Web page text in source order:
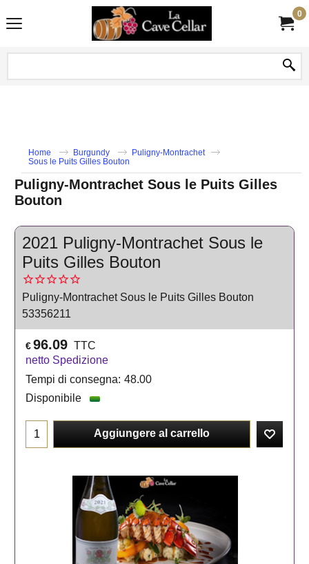
0
Home Burgundy
Puligny-Montrachet
Sous le Puits Gilles Bouton
Puligny-Montrachet Sous le Puits Gilles
Bouton
2021 Puligny-Montrachet Sous le
Puits Gilles Bouton
Puligny-Montrachet Sous le Puits Gilles Bouton
53356211
€96.09 TTC
netto Spedizione
Tempi di consegna: 48.00
Disponibile
Aggiungere al carrello